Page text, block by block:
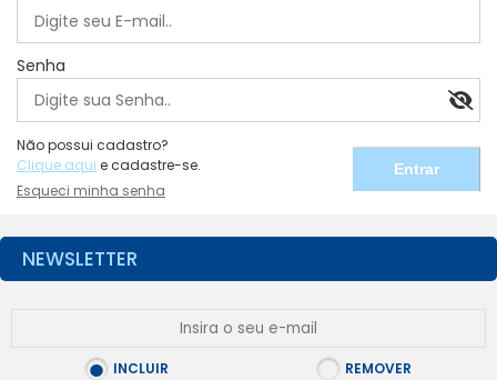
Senha
Não possui cadastro?
Clique aqui e cadastre-se.
Esqueci minha senha
NEWSLETTER
INCLUIR REMOVER